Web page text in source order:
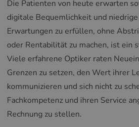
Die Patienten von heute erwarten
digitale Bequemlichkeit und
Erwartungen zu erfüllen, ohne
oder Rentabilität zu machen, ist ein
Viele erfahrene Optiker raten
Grenzen zu setzen, den Wert ihrer
kommunizieren und sich nicht zu
Fachkompetenz und ihren Service
Rechnung zu stellen.